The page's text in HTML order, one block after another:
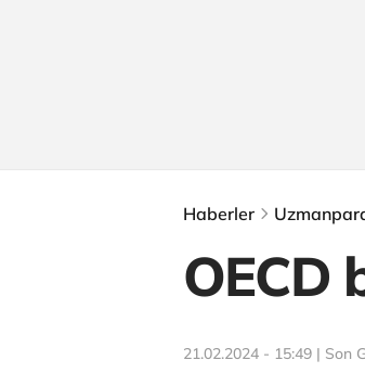
Haberler
OECD
21.02.2024 - 15:49 | Son